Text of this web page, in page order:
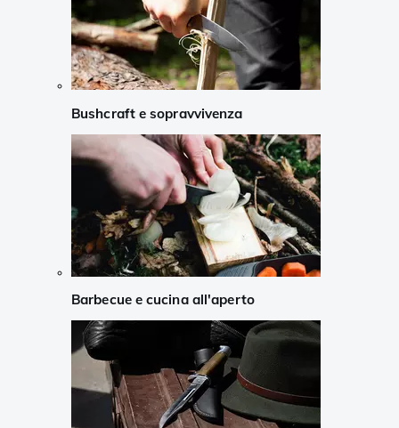
Bushcraft e sopravvivenza
Barbecue e cucina all'aperto